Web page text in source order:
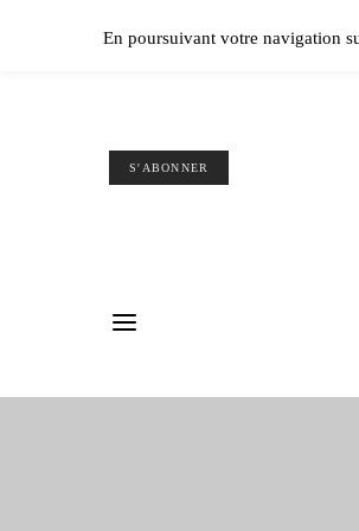
S'ABONNER
En poursuivant votre navigation